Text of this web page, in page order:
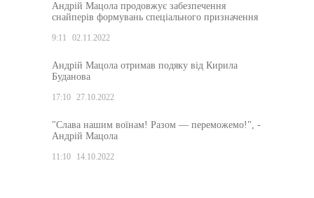
Андрій Мацола продовжує забезпечення
снайперів формувань спеціального призначення
9:11 02.11.2022
Андрій Мацола отримав подяку від Кирила
Буданова
17:10 27.10.2022
"Слава нашим воїнам! Разом — переможемо!", -
Андрій Мацола
11:10 14.10.2022